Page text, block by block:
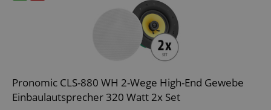
Pronomic CLS-880 WH 2-Wege High-End Gewebe
Einbaulautsprecher 320 Watt 2x Set